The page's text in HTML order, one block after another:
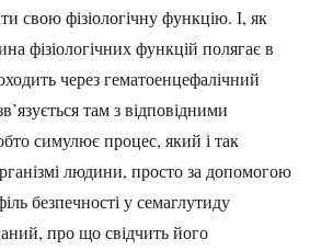
свою фізіологічну функцію. І, як
фізіологічних функцій полягає в
через гематоенцефалічний
там з відповідними
симулює процес, який і так
людини, просто за допомогою
безпечності у семаглутиду
про що свідчить його